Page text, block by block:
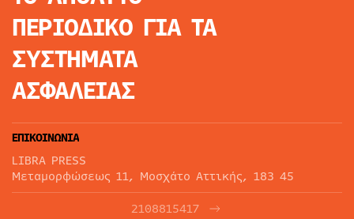
ΠΕΡΙΟΔΙΚΟ ΓΙΑ ΤΑ
ΣΥΣΤΗΜΑΤΑ
ΑΣΦΑΛΕΙΑΣ
ΕΠΙΚΟΙΝΩΝΙΑ
LIBRA PRESS
Μεταμορφώσεως 11, Μοσχάτο Αττικής, 183 45
2108815417